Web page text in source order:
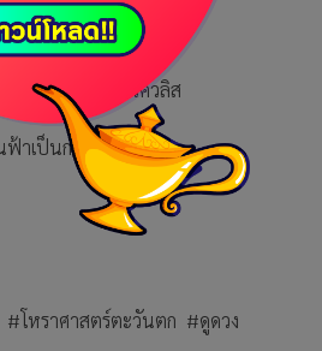
มเมตตา
ปิอุส, เจสัน, เฮอร์คิวลิส
ฟ้าเป็นกลุ่มดาว
#โหราศาสตร์ตะวันตก #ดูดวง